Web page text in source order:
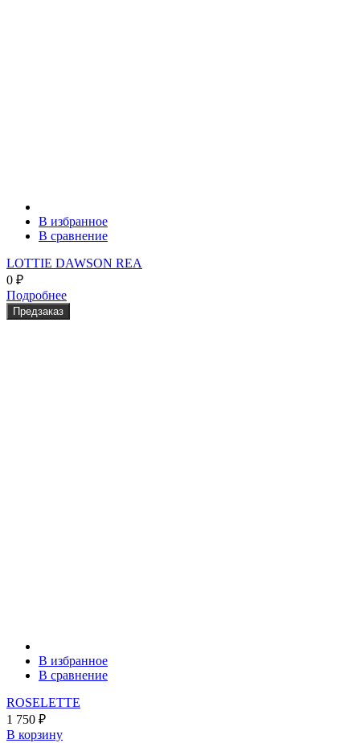
В избранное
В сравнение
LOTTIE DAWSON REA
0 ₽
Подробнее
Предзаказ
В избранное
В сравнение
ROSELETTE
1 750 ₽
В корзину